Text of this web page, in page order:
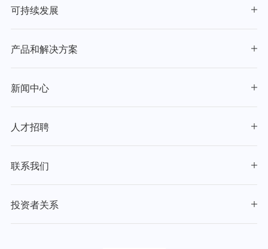
可持续发展
产品和解决方案
新闻中心
人才招聘
联系我们
投资者关系